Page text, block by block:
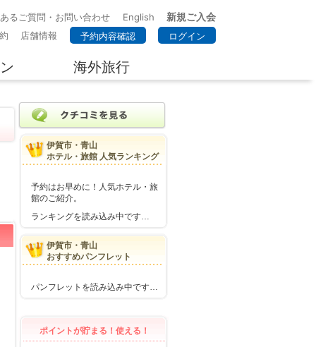
るご質問・お問い合わせ English 新規ご入会
店舗情報 予約内容確認 ログイン
海外旅行
伊賀市・青山
ホテル・旅館 人気ランキング
予約はお早めに！人気ホテル・旅
館のご紹介。
ランキングを読み込み中です…
伊賀市・青山
おすすめパンフレット
パンフレットを読み込み中です…
ポイントが貯まる！使える！